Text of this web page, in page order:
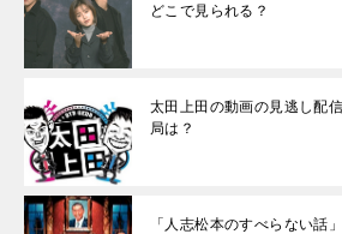
どこで見られる？
太田上田の動画の見逃し配
局は？
「人志松本のすべらない話